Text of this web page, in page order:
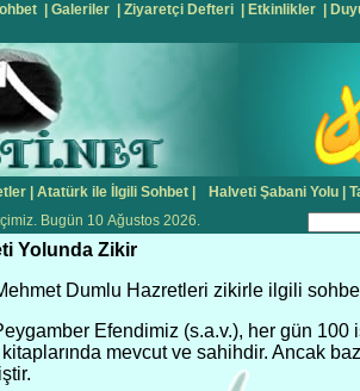
Galeriler Ziyaretçi Defteri Etkinlikler
Atatürk ile İlgili Sohbet Halveti Şabani Yolu
Bugün 10 Ağustos 2026.
Yolunda Zikir
Dumlu Hazretleri zikirle ilgili
Efendimiz (s.a.v.), her gün
mevcut ve sahihdir. Ancak